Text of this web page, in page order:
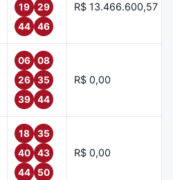
19
29
44
46
R$ 13.466.600,57
06
08
26
35
39
44
R$ 0,00
18
35
40
43
44
50
R$ 0,00